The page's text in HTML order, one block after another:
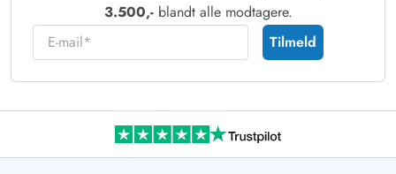
3.500,-blandt alle modtagere.
E-mail
Tilmeld